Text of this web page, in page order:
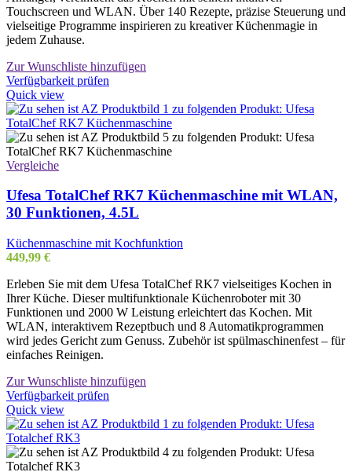
Touchscreen und WLAN. Über 140 Rezepte, präzise Steuerung und
vielseitige Programme inspirieren zu kreativer Küchenmagie in
jedem Zuhause.
Zur Wunschliste hinzufügen
Verfügbarkeit prüfen
Quick view
Vergleiche
Ufesa TotalChef RK7 Küchenmaschine mit WLAN,
30 Funktionen, 4.5L
Küchenmaschine mit Kochfunktion
449,99 €
Erleben Sie mit dem Ufesa TotalChef RK7 vielseitiges Kochen in
Ihrer Küche. Dieser multifunktionale Küchenroboter mit 30
Funktionen und 2000 W Leistung erleichtert das Kochen. Mit
WLAN, interaktivem Rezeptbuch und 8 Automatikprogrammen
wird jedes Gericht zum Genuss. Zubehör ist spülmaschinenfest – für
einfaches Reinigen.
Zur Wunschliste hinzufügen
Verfügbarkeit prüfen
Quick view